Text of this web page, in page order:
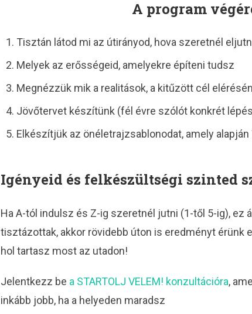
A program
Tisztán látod mi az útirányod, hova szeretnél
Melyek az erősségeid, amelyekre építeni tudsz
Megnézzük mik a realitások, a kitűzött cél
Jövőtervet készítünk (fél évre szólót konkrét
Elkészítjük az önéletrajzsablonodat, amely
Igényeid és felkészültségi szinted
Ha A-tól indulsz és Z-ig szeretnél jutni (1-től 5-ig), ez
tisztázottak, akkor rövidebb úton is eredményt érünk
hol tartasz most az utadon!
Jelentkezz be a STARTOLJ VELEM! konzultációra,
inkább jobb, ha a helyeden maradsz